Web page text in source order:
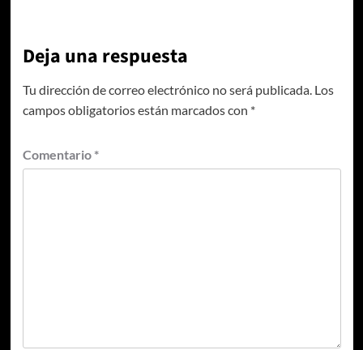
Deja una respuesta
Tu dirección de correo electrónico no será publicada. Los
campos obligatorios están marcados con *
Comentario *